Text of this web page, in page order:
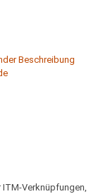
Beschreibung
Verknüpfungen,